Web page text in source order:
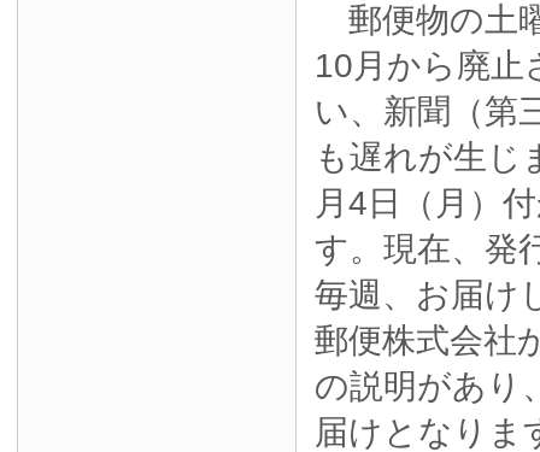
郵便物の土
10月から廃止
い、新聞（第
も遅れが生じ
月4日（月）
す。現在、発
毎週、お届け
郵便株式会社
の説明があり
届けとなりま